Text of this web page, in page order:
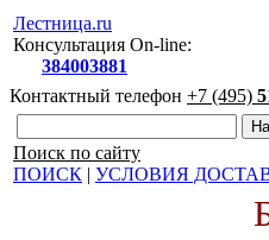
Лестница.ru
Консультация On-line:
384003881
Контактный телефон +7 (495)
Поиск по сайту
ПОИСК | УСЛОВИЯ